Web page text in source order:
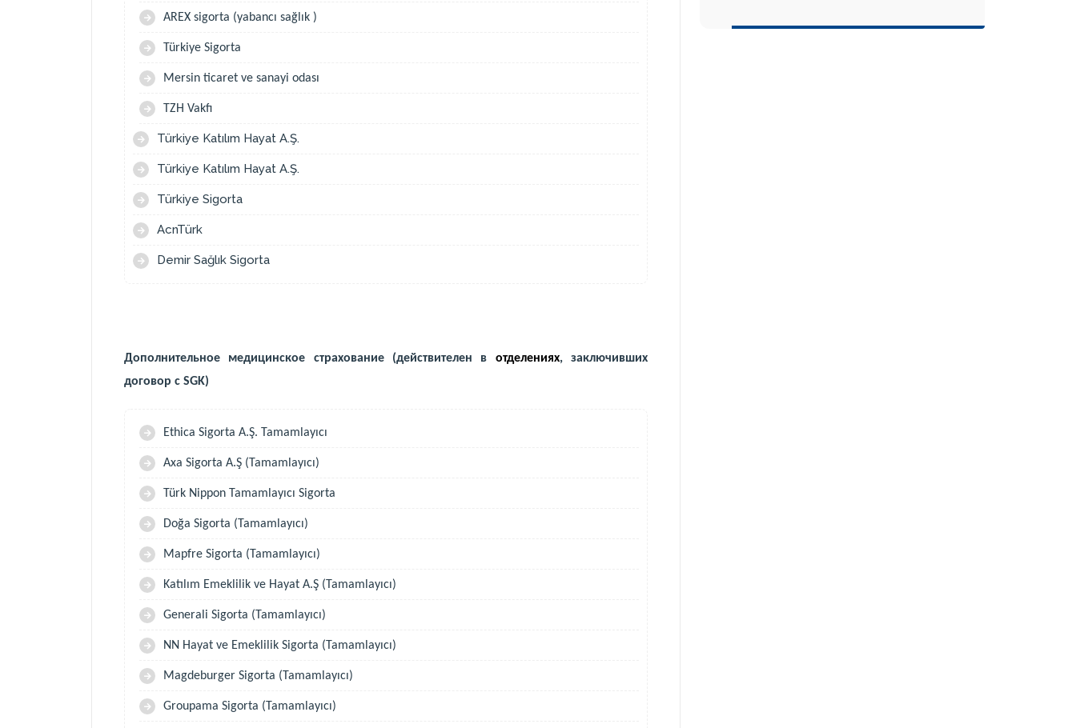
AREX sigorta (yabancı sağlık )
Türkiye Sigorta
Mersin ticaret ve sanayi odası
TZH Vakfı
Türkiye Katılım Hayat A.Ş.
Türkiye Katılım Hayat A.Ş.
Türkiye Sigorta
AcnTürk
Demir Sağlık Sigorta
Дополнительное медицинское страхование (действителен в отделениях, заключивших
договор с SGK)
Ethica Sigorta A.Ş. Tamamlayıcı
Axa Sigorta A.Ş (Tamamlayıcı)
Türk Nippon Tamamlayıcı Sigorta
Doğa Sigorta (Tamamlayıcı)
Mapfre Sigorta (Tamamlayıcı)
Katılım Emeklilik ve Hayat A.Ş (Tamamlayıcı)
Generali Sigorta (Tamamlayıcı)
NN Hayat ve Emeklilik Sigorta (Tamamlayıcı)
Magdeburger Sigorta (Tamamlayıcı)
Groupama Sigorta (Tamamlayıcı)